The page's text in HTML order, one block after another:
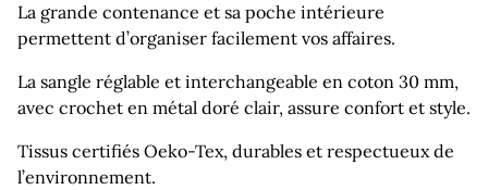
La grande contenance et sa poche intérieure
permettent d’organiser facilement vos affaires.
La sangle réglable et interchangeable en coton 30 mm,
avec crochet en métal doré clair, assure confort et style.
Tissus certifiés Oeko-Tex, durables et respectueux de
l’environnement.